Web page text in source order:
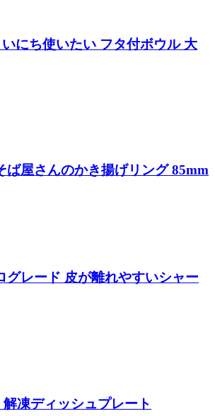
にち使いたい フタ付ボウル 大
ば屋さんのかき揚げリング 85mm
グレード 皮が離れやすいシャー
凍ディッシュプレート